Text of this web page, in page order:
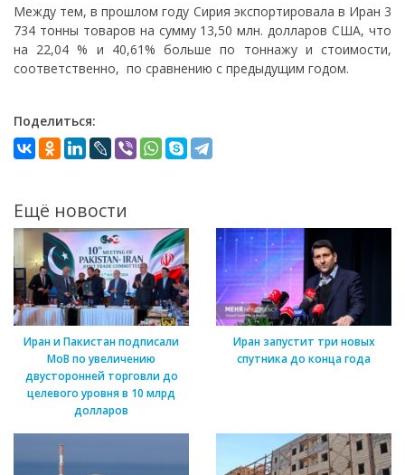
Между тем, в прошлом году Сирия экспортировала в Иран 3
734 тонны товаров на сумму 13,50 млн. долларов США, что
на 22,04 % и 40,61% больше по тоннажу и стоимости,
соответственно, по сравнению с предыдущим годом.
Поделиться:
Ещё новости
Иран и Пакистан подписали
МоВ по увеличению
двусторонней торговли до
целевого уровня в 10 млрд
долларов
Иран запустит три новых
спутника до конца года